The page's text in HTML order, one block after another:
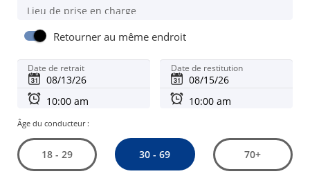
Lieu de prise en charge
Retourner au même endroit
Date de retrait Date de restitution
Âge du conducteur :
18 - 29 30 - 69 70+